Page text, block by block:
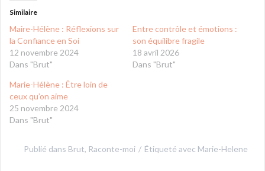
Similaire
Maire-Hélène : Réflexions sur
la Confiance en Soi
12 novembre 2024
Dans "Brut"
Entre contrôle et émotions :
son équilibre fragile
18 avril 2026
Dans "Brut"
Marie-Hélène : Être loin de
ceux qu’on aime
25 novembre 2024
Dans "Brut"
Publié dans Brut, Raconte-moi Étiqueté avec Marie-Helene